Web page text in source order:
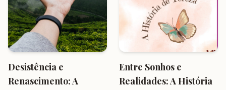
Desistência e
Renascimento: A
Entre Sonhos e
Realidades: A História